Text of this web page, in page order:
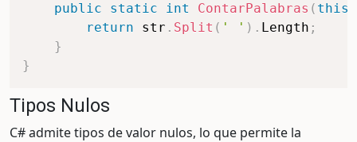
public
static int ContarPalabras ( this
return str . Split ( ' ' ) . Length ;
}
}
Tipos Nulos
C# admite tipos de valor nulos, lo que permite la